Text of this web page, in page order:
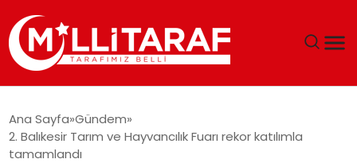
ÖZEL SAYFALAR
Ana Sayfa Gündem
2. Balıkesir Tarım ve Hayvancılık Fuarı rekor katılımla
tamamlandı